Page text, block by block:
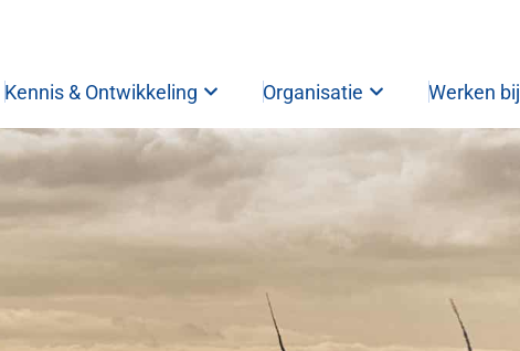
Kennis & Ontwikkeling Organisatie Werken bij
Tarieven teeltvoorschriften